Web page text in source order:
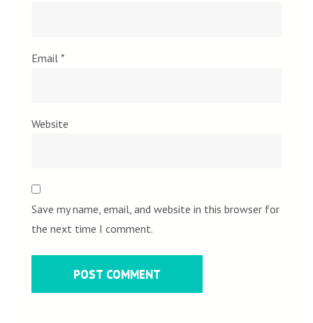
Email *
Website
Save my name, email, and website in this browser for
the next time I comment.